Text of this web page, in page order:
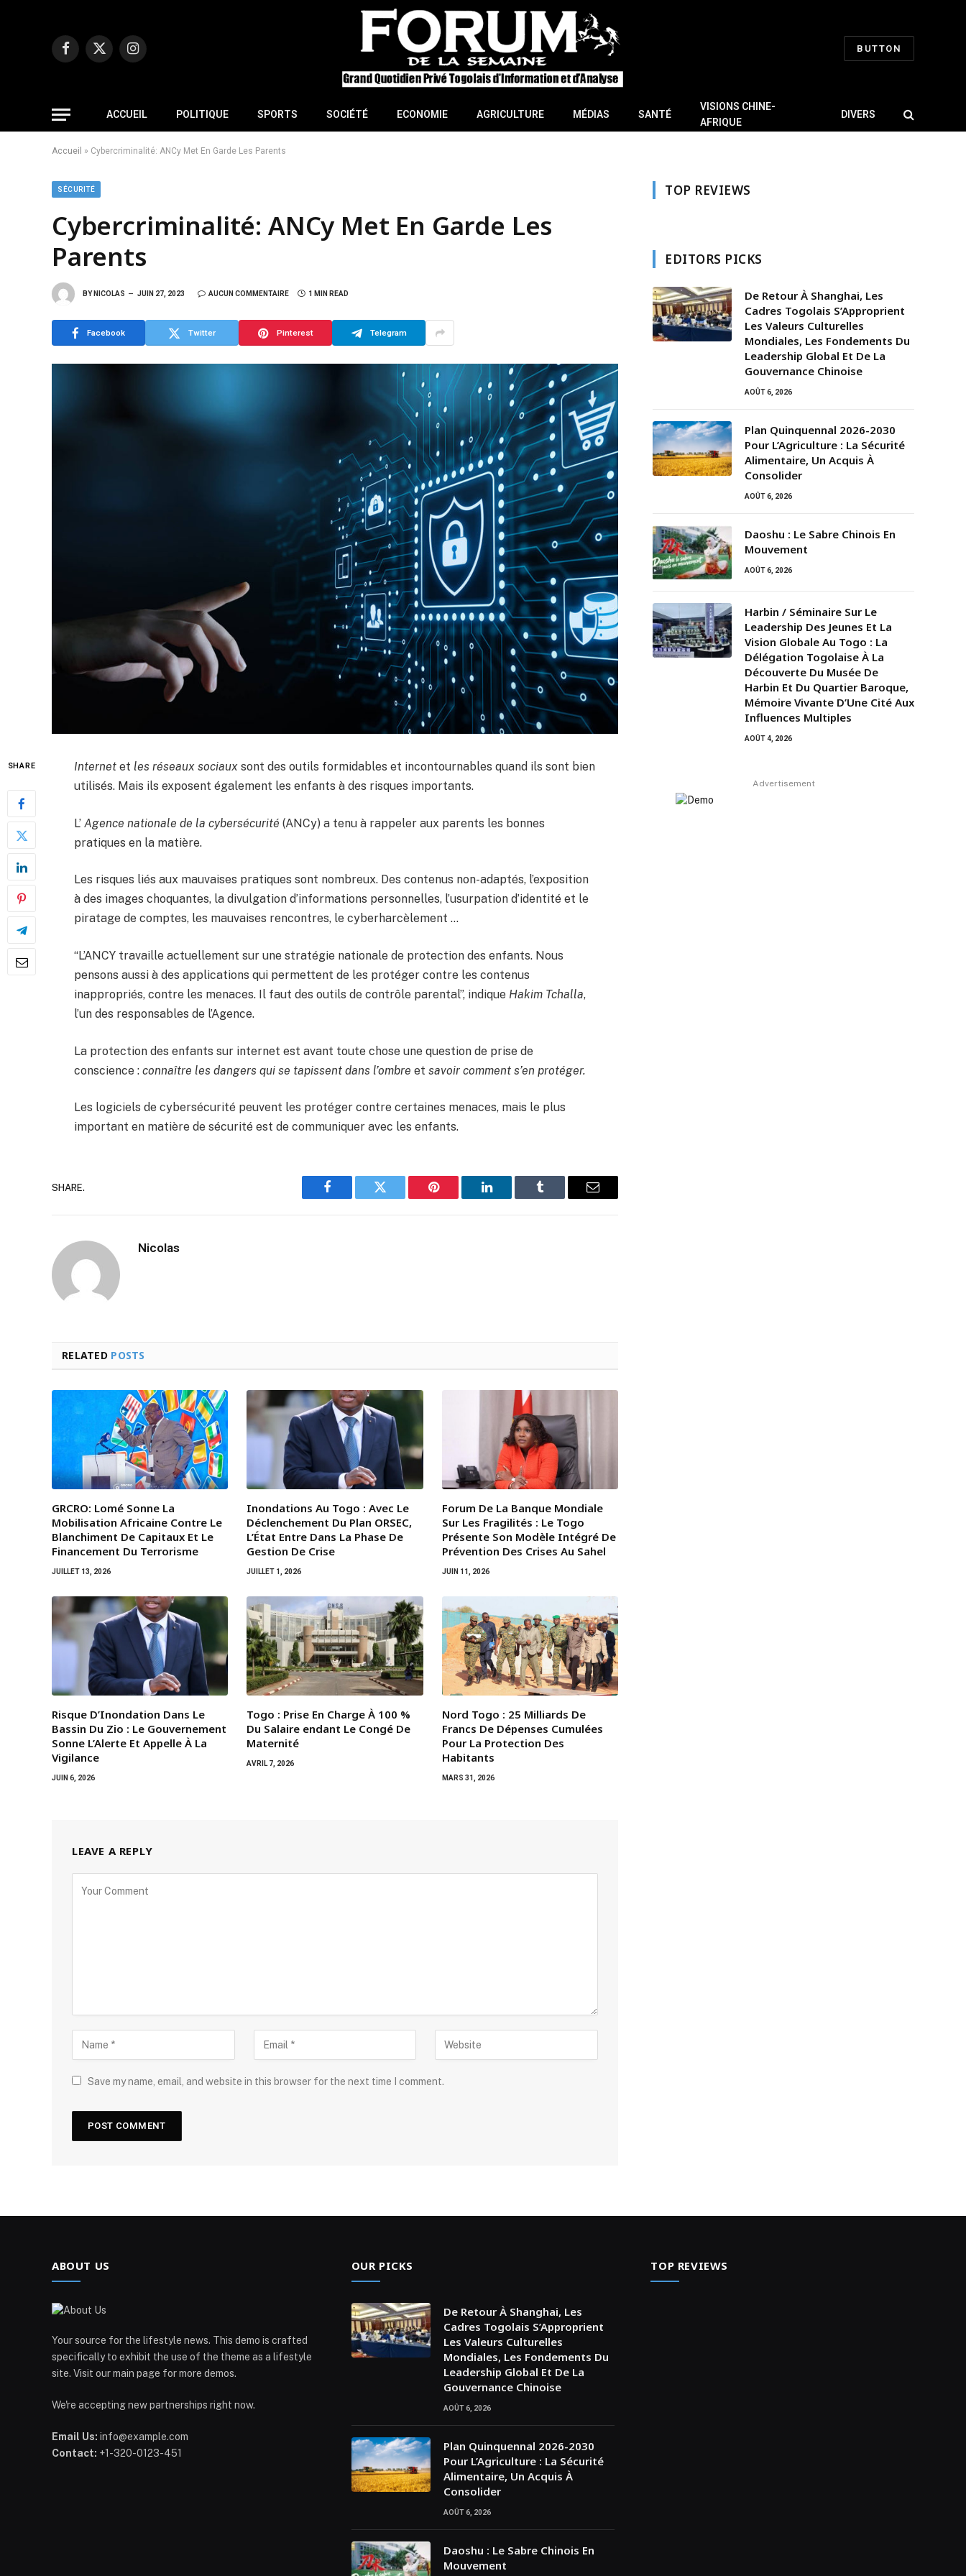
Facebook
X
Instagram
BUTTON
ACCUEIL POLITIQUE SPORTS SOCIÉTÉ ECONOMIE AGRICULTURE MÉDIAS SANTÉ
VISIONS CHINE-
AFRIQUE
DIVERS
Accueil » Cybercriminalité: ANCy Met En Garde Les Parents
SÉCURITÉ
Cybercriminalité: ANCy Met En Garde Les
Parents
BY NICOLAS JUIN 27, 2023 AUCUN COMMENTAIRE 1 MIN READ
Facebook Twitter Pinterest Telegram
SHARE Internet et les réseaux sociaux sont des outils formidables et incontournables quand ils sont bien
utilisés. Mais ils exposent également les enfants à des risques importants.
L’ Agence nationale de la cybersécurité (ANCy) a tenu à rappeler aux parents les bonnes
pratiques en la matière.
Les risques liés aux mauvaises pratiques sont nombreux. Des contenus non-adaptés, l’exposition
à des images choquantes, la divulgation d’informations personnelles, l’usurpation d’identité et le
piratage de comptes, les mauvaises rencontres, le cyberharcèlement …
“L’ANCY travaille actuellement sur une stratégie nationale de protection des enfants. Nous
pensons aussi à des applications qui permettent de les protéger contre les contenus
inappropriés, contre les menaces. Il faut des outils de contrôle parental”, indique Hakim Tchalla,
l’un des responsables de l’Agence.
La protection des enfants sur internet est avant toute chose une question de prise de
conscience : connaître les dangers qui se tapissent dans l’ombre et savoir comment s’en protéger.
Les logiciels de cybersécurité peuvent les protéger contre certaines menaces, mais le plus
important en matière de sécurité est de communiquer avec les enfants.
SHARE.
Facebook Twitter Pinterest LinkedIn Tumblr Email
Nicolas
RELATED POSTS
GRCRO: Lomé Sonne La
Mobilisation Africaine Contre Le
Blanchiment De Capitaux Et Le
Financement Du Terrorisme
JUILLET 13, 2026
Inondations Au Togo : Avec Le
Déclenchement Du Plan ORSEC,
L’État Entre Dans La Phase De
Gestion De Crise
JUILLET 1, 2026
Forum De La Banque Mondiale
Sur Les Fragilités : Le Togo
Présente Son Modèle Intégré De
Prévention Des Crises Au Sahel
JUIN 11, 2026
Risque D’Inondation Dans Le
Bassin Du Zio : Le Gouvernement
Sonne L’Alerte Et Appelle À La
Vigilance
JUIN 6, 2026
Togo : Prise En Charge À 100 %
Du Salaire endant Le Congé De
Maternité
AVRIL 7, 2026
Nord Togo : 25 Milliards De
Francs De Dépenses Cumulées
Pour La Protection Des
Habitants
MARS 31, 2026
LEAVE A REPLY
Save my name, email, and website in this browser for the next time I comment.
TOP REVIEWS
EDITORS PICKS
De Retour À Shanghai, Les
Cadres Togolais S’Approprient
Les Valeurs Culturelles
Mondiales, Les Fondements Du
Leadership Global Et De La
Gouvernance Chinoise
AOÛT 6, 2026
Plan Quinquennal 2026-2030
Pour L’Agriculture : La Sécurité
Alimentaire, Un Acquis À
Consolider
AOÛT 6, 2026
Daoshu : Le Sabre Chinois En
Mouvement
AOÛT 6, 2026
Harbin / Séminaire Sur Le
Leadership Des Jeunes Et La
Vision Globale Au Togo : La
Délégation Togolaise À La
Découverte Du Musée De
Harbin Et Du Quartier Baroque,
Mémoire Vivante D’Une Cité Aux
Influences Multiples
AOÛT 4, 2026
Advertisement
ABOUT US
Your source for the lifestyle news. This demo is crafted
specifically to exhibit the use of the theme as a lifestyle
site. Visit our main page for more demos.
We're accepting new partnerships right now.
Email Us: info@example.com
Contact: +1-320-0123-451
OUR PICKS
De Retour À Shanghai, Les
Cadres Togolais S’Approprient
Les Valeurs Culturelles
Mondiales, Les Fondements Du
Leadership Global Et De La
Gouvernance Chinoise
AOÛT 6, 2026
Plan Quinquennal 2026-2030
Pour L’Agriculture : La Sécurité
Alimentaire, Un Acquis À
Consolider
AOÛT 6, 2026
Daoshu : Le Sabre Chinois En
Mouvement
TOP REVIEWS